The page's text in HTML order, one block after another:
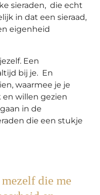
sieraden, die echt
in dat een sieraad,
eigenheid
Een
bij je. En
waarmee je je
en willen gezien
in de
die een stukje
die me